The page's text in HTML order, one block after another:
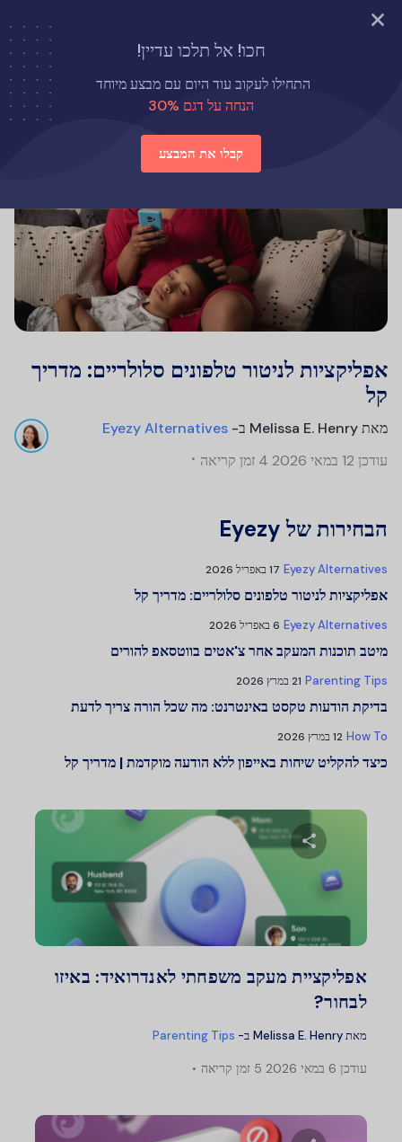
נסה עכשיו
חכו! אל תלכו עדיין!
התחילו לעקוב עוד היום עם מבצע מיוחד
הנחה על דגם 30%
קבלו את המבצע
אפליקציות לניטור טלפונים סלולריים: מדריך
קל
מאתMelissa E. Henry ב- Eyezy Alternatives
עודכן
4 זמן קריאה
הבחירות של Eyezy
Eyezy Alternatives 17 באפריל 2026
אפליקציות לניטור טלפונים סלולריים: מדריך קל
Eyezy Alternatives 6 באפריל 2026
מיטב תוכנות המעקב אחר צ'אטים בווטסאפ להורים
Parenting Tips 21 במרץ 2026
בדיקת הודעות טקסט באינטרנט: מה שכל הורה צריך לדעת
How To 12 במרץ 2026
כיצד להקליט שיחות באייפון ללא הודעה מוקדמת | מדריך קל
שתף מאמר זה
אפליקציית מעקב משפחתי לאנדרואיד: באיזו
לבחור?
מאתMelissa E. Henry ב- Parenting Tips
עודכן 5 זמן קריאה